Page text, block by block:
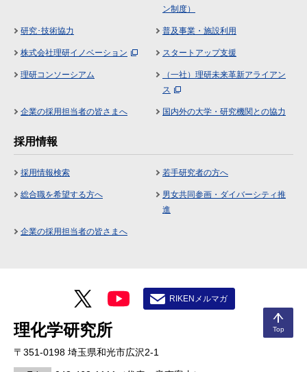
Top
ン制度）
研究･技術協力 普及事業・施設利用
株式会社理研イノベーション スタートアップ支援
理研コンソーシアム
（一社）理研未来革新アライアン
ス
企業の採用担当者の皆さまへ 国内外の大学・研究機関との協力
採用情報
採用情報検索 若手研究者の方へ
総合職を希望する方へ
男女共同参画・ダイバーシティ推
進
企業の採用担当者の皆さまへ
理化学研究所
〒351-0198 埼玉県和光市広沢2-1
RIKENメルマガ